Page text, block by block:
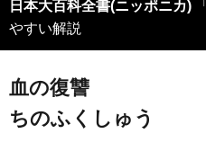
日本大百科全書(ニッポニカ)
やすい解説
血の復讐
ちのふくしゅう